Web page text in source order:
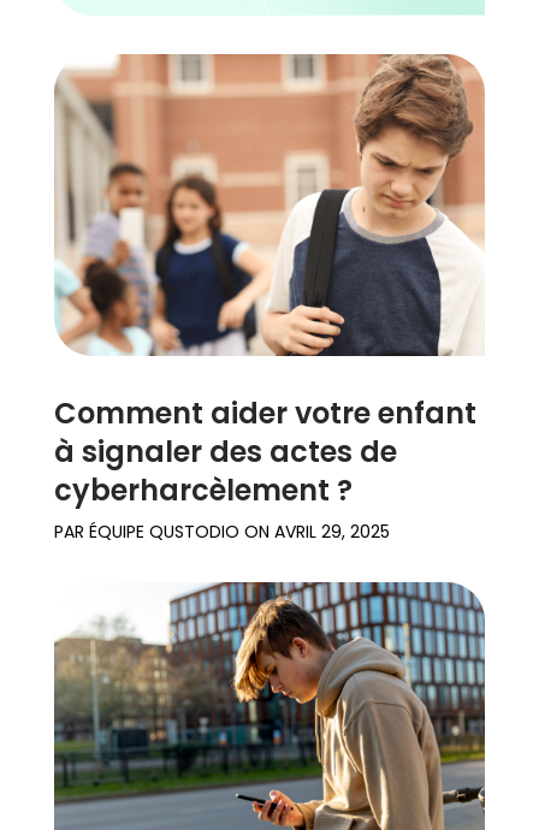
Comment aider votre enfant
à signaler des actes de
cyberharcèlement ?
PAR ÉQUIPE QUSTODIO ON AVRIL 29, 2025